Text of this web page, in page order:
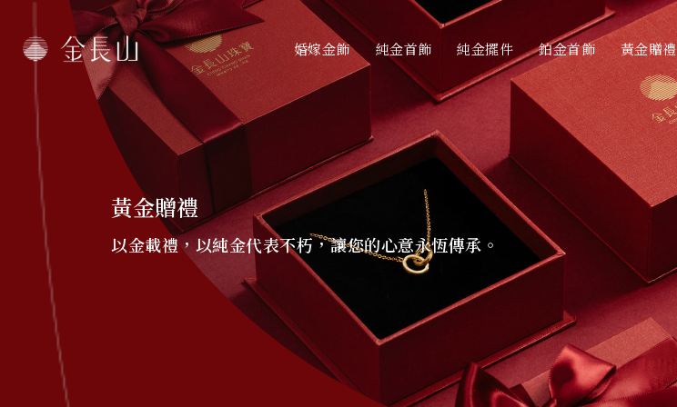
婚嫁金飾 純金首飾 純金擺件 鉑金首飾 黃金贈禮
黃金贈禮
以金載禮，以純金代表不朽，讓您的心意永恆傳承。